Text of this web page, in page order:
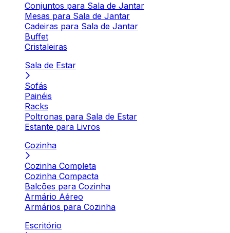
Conjuntos para Sala de Jantar
Mesas para Sala de Jantar
Cadeiras para Sala de Jantar
Buffet
Cristaleiras
Sala de Estar
Sofás
Painéis
Racks
Poltronas para Sala de Estar
Estante para Livros
Cozinha
Cozinha Completa
Cozinha Compacta
Balcões para Cozinha
Armário Aéreo
Armários para Cozinha
Escritório